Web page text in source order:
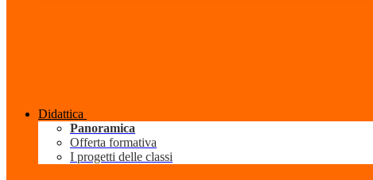
Didattica
Panoramica
Offerta formativa
I progetti delle classi